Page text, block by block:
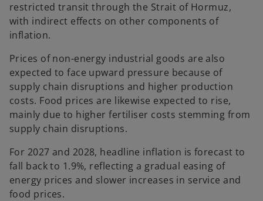
restricted transit through the Strait of Hormuz,
with indirect effects on other components of
inflation.
Prices of non-energy industrial goods are also
expected to face upward pressure because of
supply chain disruptions and higher production
costs. Food prices are likewise expected to rise,
mainly due to higher fertiliser costs stemming from
supply chain disruptions.
For 2027 and 2028, headline inflation is forecast to
fall back to 1.9%, reflecting a gradual easing of
energy prices and slower increases in service and
food prices.